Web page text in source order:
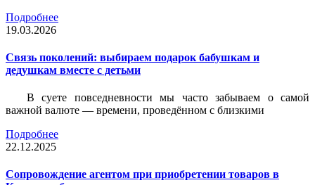
Подробнее
19.03.2026
Связь поколений: выбираем подарок бабушкам и
дедушкам вместе с детьми
В суете повседневности мы часто забываем о самой
важной валюте — времени, проведённом с близкими
Подробнее
22.12.2025
Сопровождение агентом при приобретении товаров в